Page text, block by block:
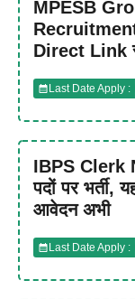
MPESB
Recruitment
Direct Link
Last Date Apply :
IBPS Clerk
पदों पर
आवेदन अभी
Last Date Apply :